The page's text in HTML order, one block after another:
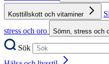
Kosttillskott och vitaminer
stress och oro
Sömn, stress och
Sök